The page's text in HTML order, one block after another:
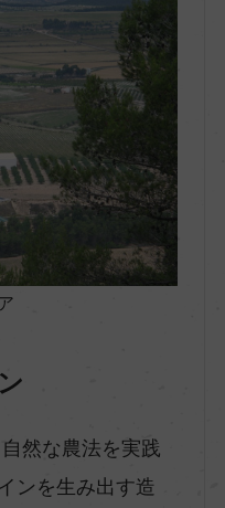
然な農法を実践
ンを生み出す造